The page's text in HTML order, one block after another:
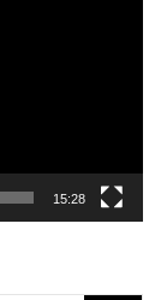
15:28